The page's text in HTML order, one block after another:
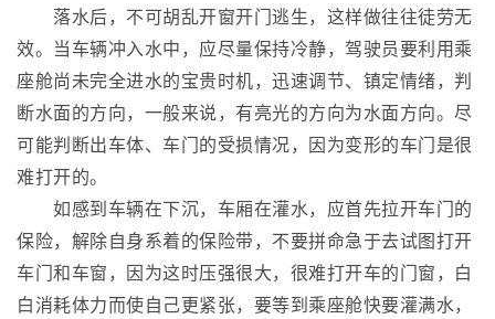
落水后，不可胡乱开窗开门逃生，这样做往往徒劳无
效。当车辆冲入水中，应尽量保持冷静，驾驶员要利用乘
座舱尚未完全进水的宝贵时机，迅速调节、镇定情绪，判
断水面的方向，一般来说，有亮光的方向为水面方向。尽
可能判断出车体、车门的受损情况，因为变形的车门是很
难打开的。
如感到车辆在下沉，车厢在灌水，应首先拉开车门的
保险，解除自身系着的保险带，不要拼命急于去试图打开
车门和车窗，因为这时压强很大，很难打开车的门窗，白
白消耗体力而使自己更紧张，要等到乘座舱快要灌满水，